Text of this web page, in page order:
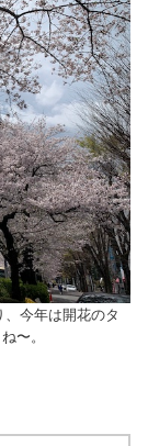
今年は開花のタ
〜。